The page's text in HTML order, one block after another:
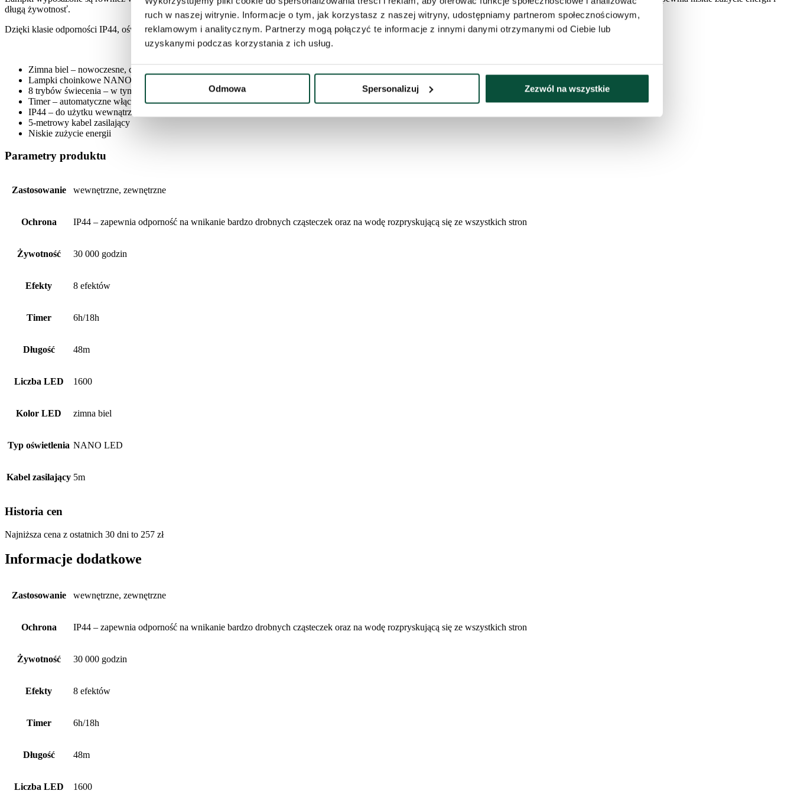
ruch w naszej witrynie. Informacje o tym, jak korzystasz z naszej witryny, udostępniamy partnerom społecznościowym,
reklamowym i analitycznym. Partnerzy mogą połączyć te informacje z innymi danymi otrzymanymi od Ciebie lub
uzyskanymi podczas korzystania z ich usług.
Odmowa Spersonalizuj Zezwól na wszystkie
długą żywotnosť.
Dzięki klasie odporności IP44, oświetlenie nadaje się zarówno do użytku wewnętrznego, jak i zewnętrznego – idealne do dekorowania choinki, girland, okien czy altanek.
Zimna biel – nowoczesne, chłodne światło
Lampki choinkowe NANO LED – subtelne i lekkie
8 trybów świecenia – w tym migotanie i światło ciągłe
Timer – automatyczne włączanie/wyłączanie
IP44 – do użytku wewnątrz i na zewnątrz
5-metrowy kabel zasilający
Niskie zużycie energii
Parametry produktu
Zastosowanie wewnętrzne, zewnętrzne
Ochrona IP44 – zapewnia odporność na wnikanie bardzo drobnych cząsteczek oraz na wodę rozpryskującą się ze wszystkich stron
Żywotność 30 000 godzin
Efekty 8 efektów
Timer 6h/18h
Długość 48m
Liczba LED 1600
Kolor LED zimna biel
Typ oświetlenia NANO LED
Kabel zasilający 5m
Historia cen
Najniższa cena z ostatnich 30 dni to 257 zł
Informacje dodatkowe
Zastosowanie wewnętrzne, zewnętrzne
Ochrona IP44 – zapewnia odporność na wnikanie bardzo drobnych cząsteczek oraz na wodę rozpryskującą się ze wszystkich stron
Żywotność 30 000 godzin
Efekty 8 efektów
Timer 6h/18h
Długość 48m
Liczba LED 1600